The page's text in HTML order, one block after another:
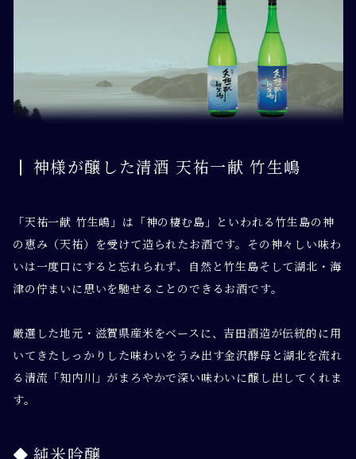
神様が醸した清酒 天祐一献 竹生嶋
「天祐一献 竹生嶋」は「神の棲む島」といわれる竹生島の神
の恵み（天祐）を受けて造られたお酒です。その神々しい味わ
いは一度口にすると忘れられず、自然と竹生島そして湖北・海
津の佇まいに思いを馳せることのできるお酒です。
厳選した地元・滋賀県産米をベースに、吉田酒造が伝統的に用
いてきたしっかりした味わいをうみ出す金沢酵母と湖北を流れ
る清流「知内川」がまろやかで深い味わいに醸し出してくれま
す。